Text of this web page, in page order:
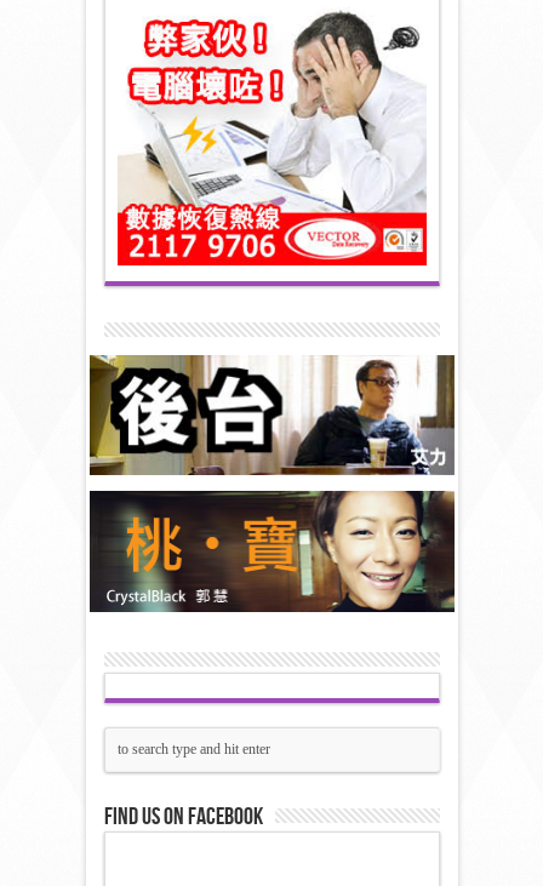
Find us on Facebook